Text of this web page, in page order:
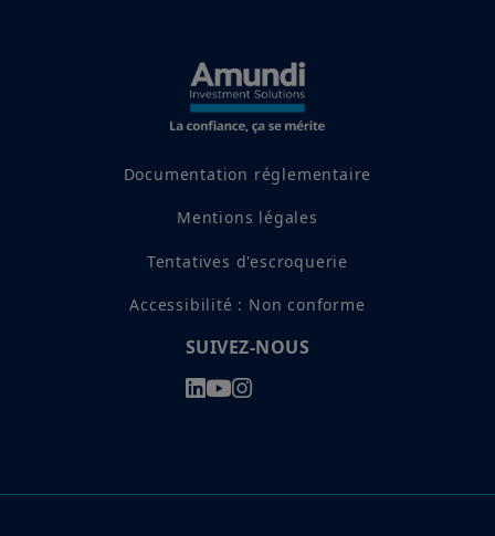
réels et alternatifs
Documentation réglementaire
Mentions légales
Tentatives d'escroquerie
Accessibilité : Non conforme
SUIVEZ-NOUS